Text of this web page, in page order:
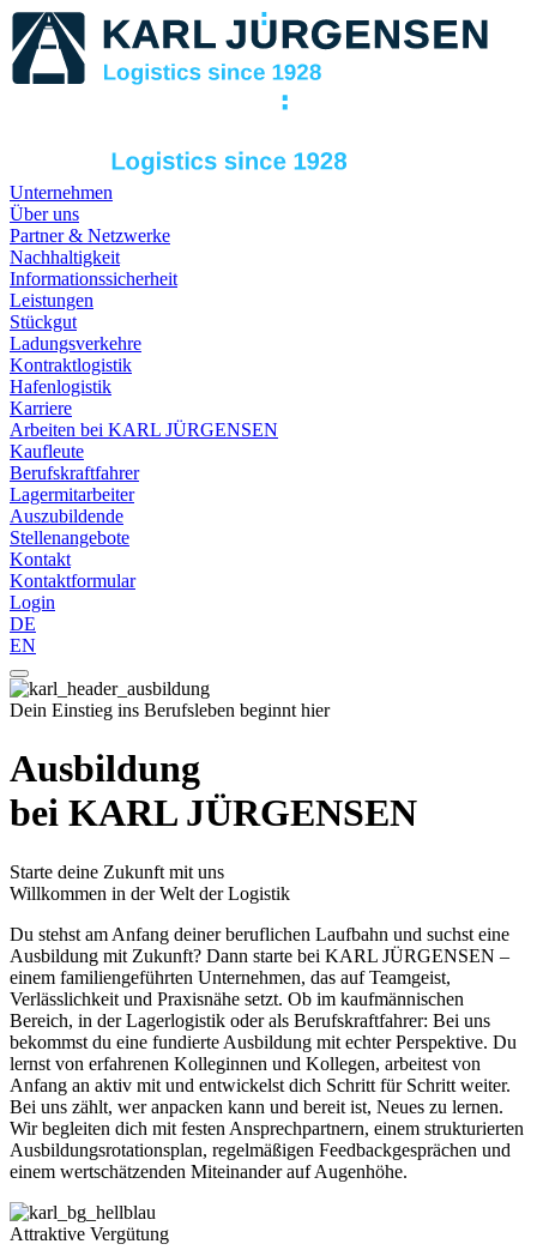
Unternehmen
Über uns
Partner & Netzwerke
Nachhaltigkeit
Informationssicherheit
Leistungen
Stückgut
Ladungsverkehre
Kontraktlogistik
Hafenlogistik
Karriere
Arbeiten bei KARL JÜRGENSEN
Kaufleute
Berufskraftfahrer
Lagermitarbeiter
Auszubildende
Stellenangebote
Kontakt
Kontaktformular
Login
DE
EN
Dein Einstieg ins Berufsleben beginnt hier
Ausbildung
bei KARL JÜRGENSEN
Starte deine Zukunft mit uns
Willkommen in der Welt der Logistik
Du stehst am Anfang deiner beruflichen Laufbahn und suchst eine
Ausbildung mit Zukunft? Dann starte bei KARL JÜRGENSEN –
einem familiengeführten Unternehmen, das auf Teamgeist,
Verlässlichkeit und Praxisnähe setzt. Ob im kaufmännischen
Bereich, in der Lagerlogistik oder als Berufskraftfahrer: Bei uns
bekommst du eine fundierte Ausbildung mit echter Perspektive. Du
lernst von erfahrenen Kolleginnen und Kollegen, arbeitest von
Anfang an aktiv mit und entwickelst dich Schritt für Schritt weiter.
Bei uns zählt, wer anpacken kann und bereit ist, Neues zu lernen.
Wir begleiten dich mit festen Ansprechpartnern, einem strukturierten
Ausbildungsrotationsplan, regelmäßigen Feedbackgesprächen und
einem wertschätzenden Miteinander auf Augenhöhe.
Attraktive Vergütung